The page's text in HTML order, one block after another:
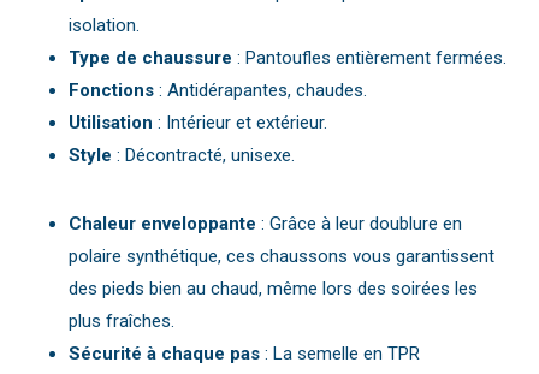
isolation.
Type de chaussure : Pantoufles entièrement fermées.
Fonctions: Antidérapantes, chaudes.
Utilisation : Intérieur et extérieur.
Style : Décontracté, unisexe.
Chaleur enveloppante : Grâce à leur doublure en
polaire synthétique, ces chaussons vous garantissent
des pieds bien au chaud, même lors des soirées les
plus fraîches.
Sécurité à chaque pas: La semelle en TPR